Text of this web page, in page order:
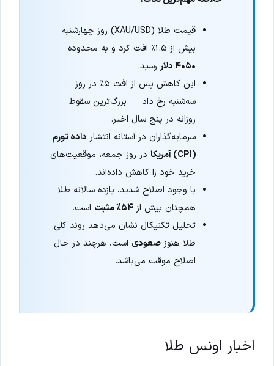
قیمت طلا (XAU/USD) روز چهارشنبه
بیش از ۱.۵٪ افت کرد و به محدوده
۴۰۵۰ دلار
رسید.
این کاهش پس از افت ۵٪ در روز
سه‌شنبه رخ داد — بزرگ‌ترین سقوط
روزانه در پنج سال اخیر.
سرمایه‌گذاران در آستانه انتشار داده تورم
(CPI) آمریکا
در روز جمعه، موقعیت‌های
خرید خود را کاهش داده‌اند.
با وجود اصلاح شدید، بازده سالانه طلا
همچنان بیش از۵۴٪ مثبت
است.
تحلیل تکنیکال نشان می‌دهد روند کلی
طلا هنوزصعودی است، هرچند در حال
اصلاح موقت می‌باشد.
اخبار اونس طلا